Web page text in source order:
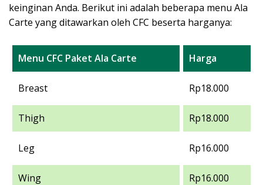
keinginan Anda. Berikut ini adalah beberapa menu Ala
Carte yang ditawarkan oleh CFC beserta harganya:
Menu CFC Paket Ala Carte Harga
Breast Rp18.000
Thigh Rp18.000
Leg Rp16.000
Wing Rp16.000